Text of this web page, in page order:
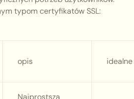
typom certyfikatów SSL:
opis
Najprostsza